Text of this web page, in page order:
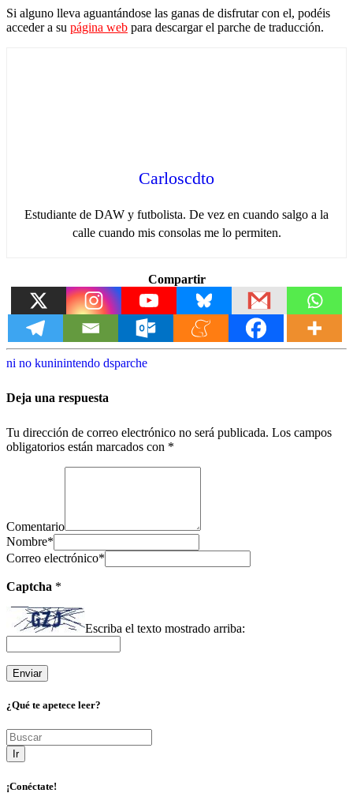
Si alguno lleva aguantándose las ganas de disfrutar con el, podéis
acceder a su página web para descargar el parche de traducción.
Carloscdto
Estudiante de DAW y futbolista. De vez en cuando salgo a la
calle cuando mis consolas me lo permiten.
Compartir
ni no kuninintendo dsparche
Deja una respuesta
Tu dirección de correo electrónico no será publicada. Los campos
obligatorios están marcados con *
Comentario
Nombre*
Correo electrónico*
Captcha *
Escriba el texto mostrado arriba:
¿Qué te apetece leer?
Ir
¡Conéctate!